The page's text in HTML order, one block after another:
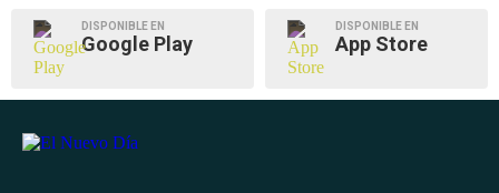
DISPONIBLE EN
Google Play
DISPONIBLE EN
App Store